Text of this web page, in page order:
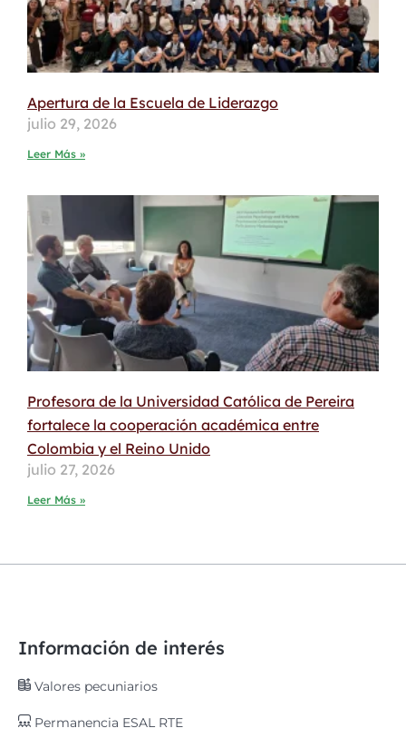
Apertura de la Escuela de Liderazgo
julio 29, 2026
Leer Más »
Profesora de la Universidad Católica de Pereira
fortalece la cooperación académica entre
Colombia y el Reino Unido
julio 27, 2026
Leer Más »
Información de interés
Valores pecuniarios
Permanencia ESAL RTE